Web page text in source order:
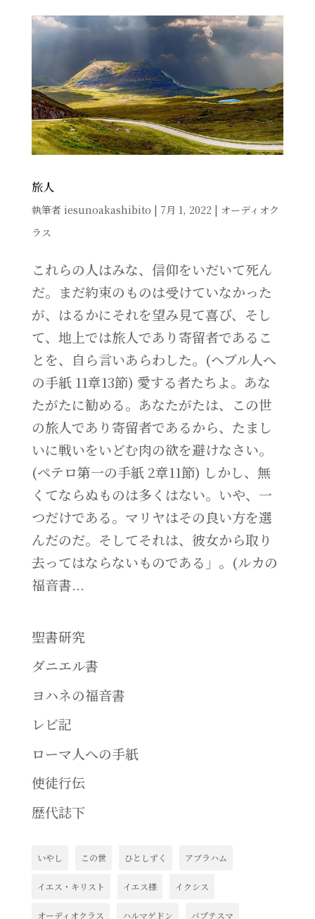
旅人
執筆者 iesunoakashibito | 7月 1, 2022 | オーディオク
ラス
これらの人はみな、信仰をいだいて死ん
だ。まだ約束のものは受けていなかった
が、はるかにそれを望み見て喜び、そし
て、地上では旅人であり寄留者であるこ
とを、自ら言いあらわした。(ヘブル人へ
の手紙 11章13節) 愛する者たちよ。あな
たがたに勧める。あなたがたは、この世
の旅人であり寄留者であるから、たまし
いに戦いをいどむ肉の欲を避けなさい。
(ペテロ第一の手紙 2章11節) しかし、無
くてならぬものは多くはない。いや、一
つだけである。マリヤはその良い方を選
んだのだ。そしてそれは、彼女から取り
去ってはならないものである」。(ルカの
福音書...
聖書研究
ダニエル書
ヨハネの福音書
レビ記
ローマ人への手紙
使徒行伝
歴代誌下
いやし この世 ひとしずく アブラハム
イエス・キリスト イエス様 イクシス
オーディオクラス ハルマゲドン バプテスマ